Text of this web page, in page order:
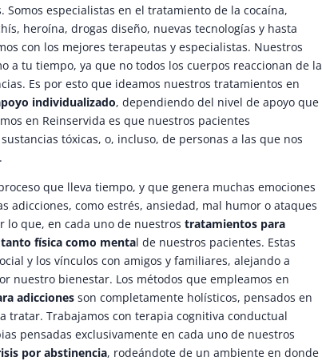
especialistas en el tratamiento de la cocaína,
heroína, drogas diseño, nuevas tecnologías y hasta
con los mejores terapeutas y especialistas. Nuestros
a tu tiempo, ya que no todos los cuerpos reaccionan de la
Es por esto que ideamos nuestros tratamientos en
individualizado, dependiendo del nivel de apoyo que
en Reinservida es que nuestros pacientes
tóxicas, o, incluso, de personas a las que nos
que lleva tiempo, y que genera muchas emociones
adicciones, como estrés, ansiedad, mal humor o ataques
lo que, en cada uno de nuestrostratamientos para
física como mental de nuestros pacientes. Estas
y los vínculos con amigos y familiares, alejando a
nuestro bienestar. Los métodos que empleamos en
adicciones son completamente holísticos, pensados en
tratar. Trabajamos con terapia cognitiva conductual
pensadas exclusivamente en cada uno de nuestros
por abstinencia, rodeándote de un ambiente en donde